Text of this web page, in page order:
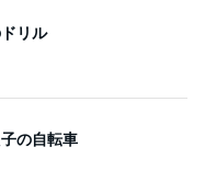
リル
の自転車